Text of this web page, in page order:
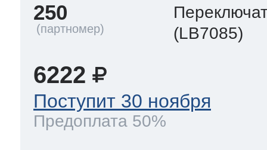
250
(LB7085)
6222
Поступит 30 ноября
Предоплата 50%